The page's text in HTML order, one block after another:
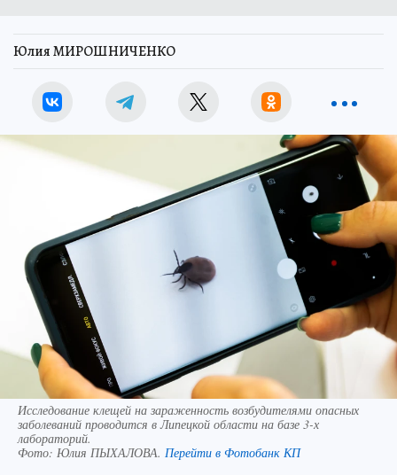
Юлия МИРОШНИЧЕНКО
Исследование клещей на зараженность возбудителями опасных
заболеваний проводится в Липецкой области на базе 3-х
лабораторий.
Фото: Юлия ПЫХАЛОВА. Перейти в Фотобанк КП